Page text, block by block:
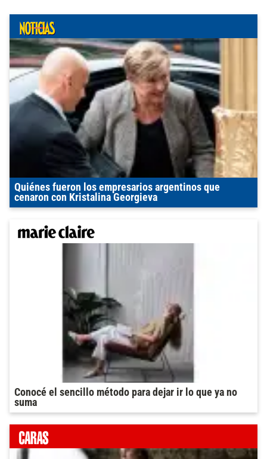
Quiénes fueron los empresarios argentinos que
cenaron con Kristalina Georgieva
Conocé el sencillo método para dejar ir lo que ya no
suma